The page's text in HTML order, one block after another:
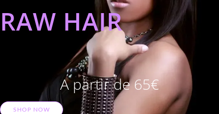
RAW HAIR
A partir de 65€
SHOP NOW